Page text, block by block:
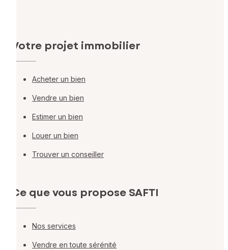
Votre projet immobilier
Acheter un bien
Vendre un bien
Estimer un bien
Louer un bien
Trouver un conseiller
Ce que vous propose SAFTI
Nos services
Vendre en toute sérénité